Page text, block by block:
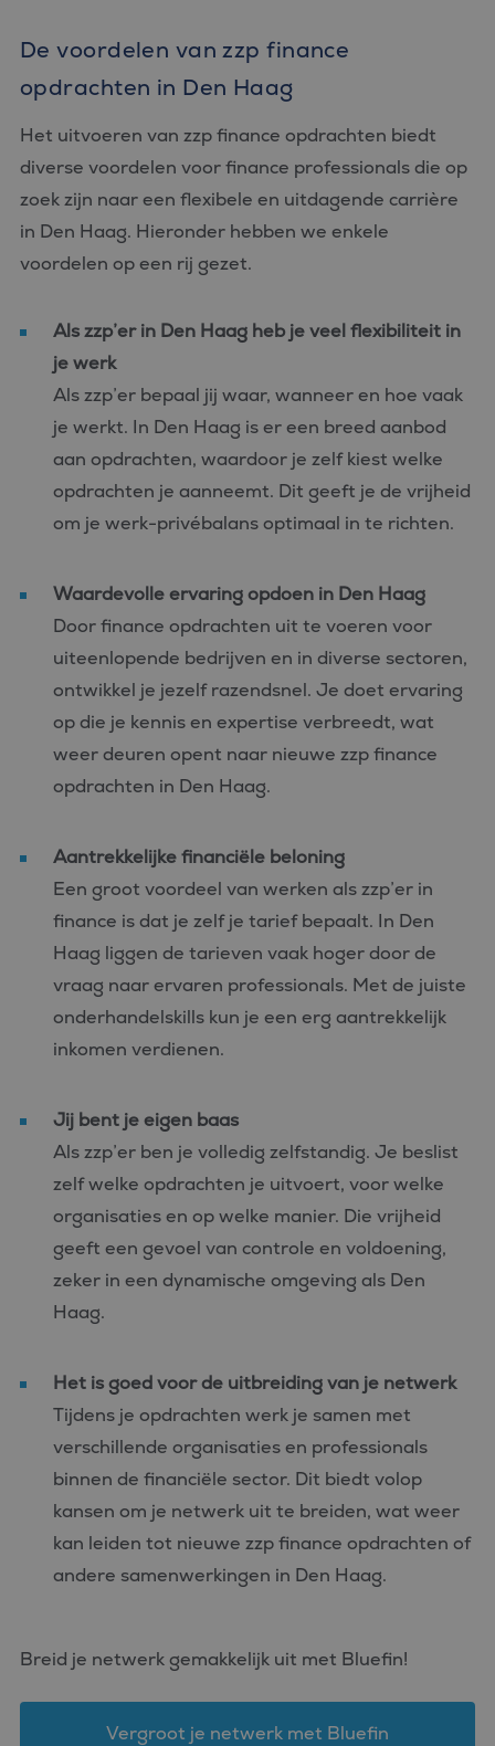
De voordelen van zzp finance
opdrachten in Den Haag
Het uitvoeren van zzp finance opdrachten biedt
diverse voordelen voor finance professionals die op
zoek zijn naar een flexibele en uitdagende carrière
in Den Haag. Hieronder hebben we enkele
voordelen op een rij gezet.
Als zzp’er in Den Haag heb je veel flexibiliteit in
je werk
Als zzp’er bepaal jij waar, wanneer en hoe vaak
je werkt. In Den Haag is er een breed aanbod
aan opdrachten, waardoor je zelf kiest welke
opdrachten je aanneemt. Dit geeft je de vrijheid
om je werk-privébalans optimaal in te richten.
Waardevolle ervaring opdoen in Den Haag
Door finance opdrachten uit te voeren voor
uiteenlopende bedrijven en in diverse sectoren,
ontwikkel je jezelf razendsnel. Je doet ervaring
op die je kennis en expertise verbreedt, wat
weer deuren opent naar nieuwe zzp finance
opdrachten in Den Haag.
Aantrekkelijke financiële beloning
Een groot voordeel van werken als zzp’er in
finance is dat je zelf je tarief bepaalt. In Den
Haag liggen de tarieven vaak hoger door de
vraag naar ervaren professionals. Met de juiste
onderhandelskills kun je een erg aantrekkelijk
inkomen verdienen.
Jij bent je eigen baas
Als zzp’er ben je volledig zelfstandig. Je beslist
zelf welke opdrachten je uitvoert, voor welke
organisaties en op welke manier. Die vrijheid
geeft een gevoel van controle en voldoening,
zeker in een dynamische omgeving als Den
Haag.
Het is goed voor de uitbreiding van je netwerk
Tijdens je opdrachten werk je samen met
verschillende organisaties en professionals
binnen de financiële sector. Dit biedt volop
kansen om je netwerk uit te breiden, wat weer
kan leiden tot nieuwe zzp finance opdrachten of
andere samenwerkingen in Den Haag.
Breid je netwerk gemakkelijk uit met Bluefin!
Vergroot je netwerk met Bluefin